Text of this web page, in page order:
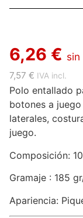
6,26 € sin
7,57 € IVA incl.
Polo entallado
botones a
laterales,
juego.
Composición:
Gramaje : 185
Apariencia: